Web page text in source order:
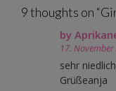
9 thoughts on “
by
17.
sehr
Grüßeanja